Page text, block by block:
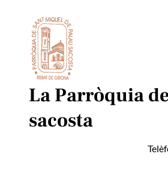
contingut
La Parròquia
sacosta